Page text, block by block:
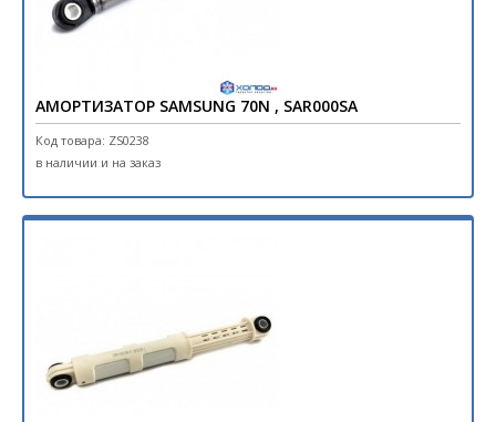
АМОРТИЗАТОР SAMSUNG 70N , SAR000SA
Код товара: ZS0238
в наличии и на заказ